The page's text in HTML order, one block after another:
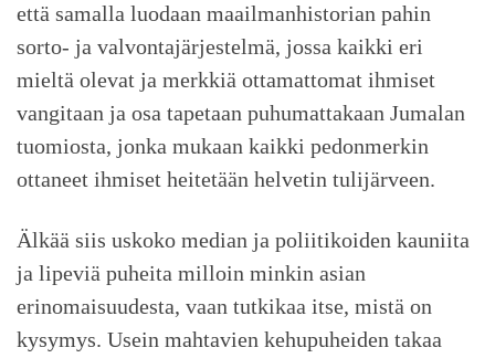
että samalla luodaan maailmanhistorian pahin
sorto- ja valvontajärjestelmä, jossa kaikki eri
mieltä olevat ja merkkiä ottamattomat ihmiset
vangitaan ja osa tapetaan puhumattakaan Jumalan
tuomiosta, jonka mukaan kaikki pedonmerkin
ottaneet ihmiset heitetään helvetin tulijärveen.
Älkää siis uskoko median ja poliitikoiden kauniita
ja lipeviä puheita milloin minkin asian
erinomaisuudesta, vaan tutkikaa itse, mistä on
kysymys. Usein mahtavien kehupuheiden takaa